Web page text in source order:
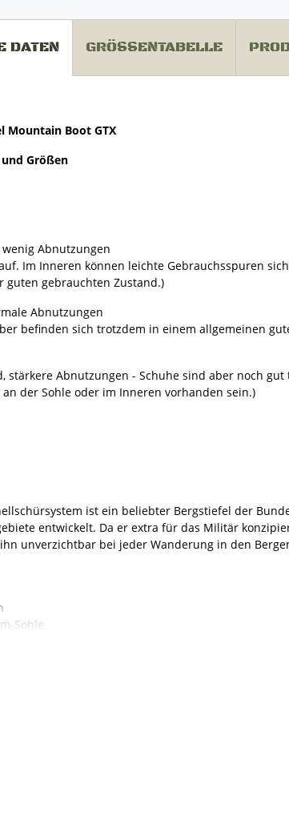
DATEN GRÖSSENTABELLE
Mountain Boot GTX
Größen
Abnutzungen
Im Inneren können leichte Gebrauchsspuren
guten gebrauchten Zustand.)
Abnutzungen
befinden sich trotzdem in einem allgemeinen
stärkere Abnutzungen - Schuhe sind aber noch gut
der Sohle oder im Inneren vorhanden sein.)
ist ein beliebter Bergstiefel der
entwickelt. Da er extra für das Militär
unverzichtbar bei jeder Wanderung in den
Sohle